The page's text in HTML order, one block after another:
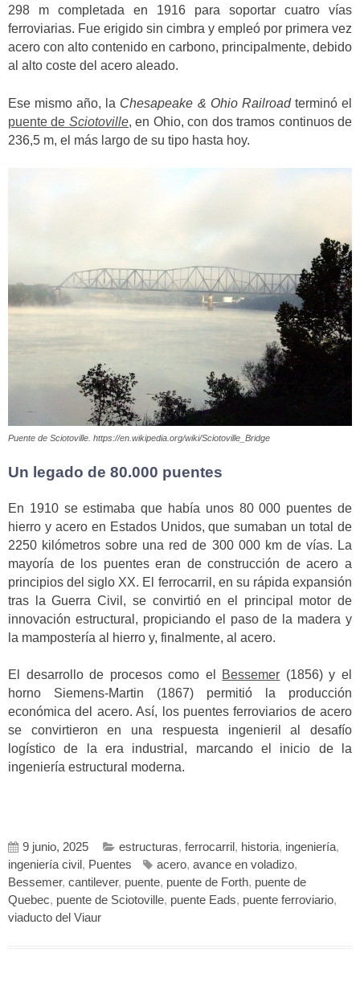
298 m completada en 1916 para soportar cuatro vías
ferroviarias. Fue erigido sin cimbra y empleó por primera vez
acero con alto contenido en carbono, principalmente, debido
al alto coste del acero aleado.
Ese mismo año, la Chesapeake & Ohio Railroadterminó el
puente de Sciotoville, en Ohio, con dos tramos continuos de
236,5 m, el más largo de su tipo hasta hoy.
Puente de Sciotoville. https://en.wikipedia.org/wiki/Sciotoville_Bridge
Un legado de 80.000 puentes
En 1910 se estimaba que había unos 80 000 puentes de
hierro y acero en Estados Unidos, que sumaban un total de
2250 kilómetros sobre una red de 300 000 km de vías. La
mayoría de los puentes eran de construcción de acero a
principios del siglo XX. El ferrocarril, en su rápida expansión
tras la Guerra Civil, se convirtió en el principal motor de
innovación estructural, propiciando el paso de la madera y
la mampostería al hierro y, finalmente, al acero.
El desarrollo de procesos como el Bessemer (1856) y el
horno Siemens-Martin (1867) permitió la producción
económica del acero. Así, los puentes ferroviarios de acero
se convirtieron en una respuesta ingenieril al desafío
logístico de la era industrial, marcando el inicio de la
ingeniería estructural moderna.
9 junio, 2025 estructuras, ferrocarril , historia, ingeniería,
ingeniería civil , Puentes acero, avance en voladizo,
Bessemer, cantilever, puente, puente de Forth, puente de
Quebec, puente de Sciotoville, puente Eads, puente ferroviario,
viaducto del Viaur